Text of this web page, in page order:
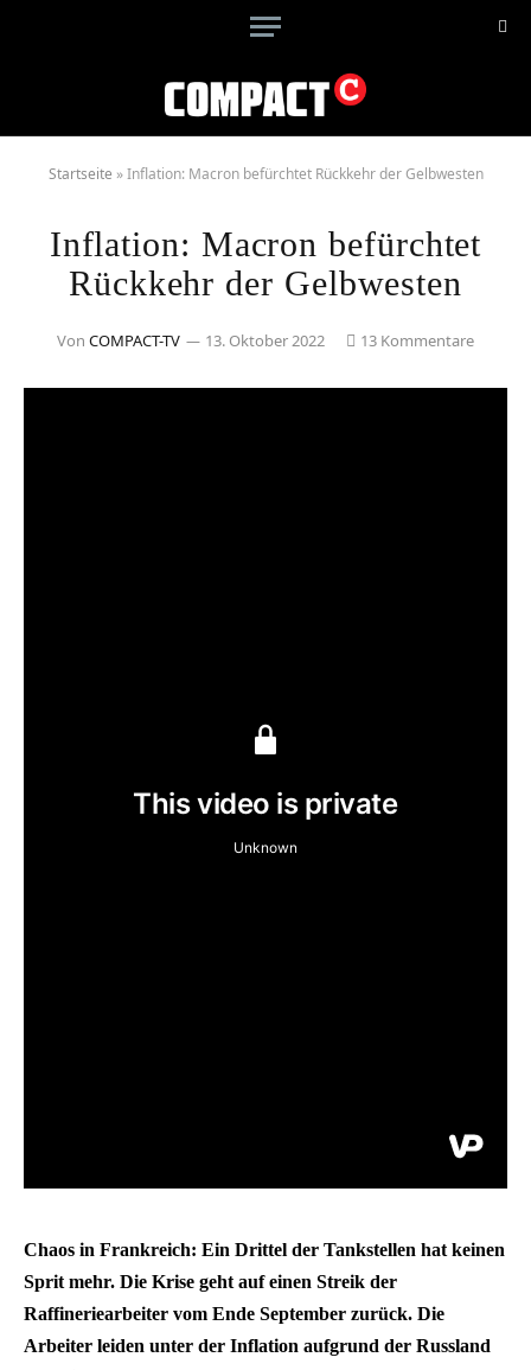
Startseite »Inflation: Macron befürchtet Rückkehr der Gelbwesten
Inflation: Macron befürchtet
Rückkehr der Gelbwesten
Von COMPACT-TV 13. Oktober 2022 13 Kommentare
Chaos in Frankreich: Ein Drittel der Tankstellen hat keinen
Sprit mehr. Die Krise geht auf einen Streik der
Raffineriearbeiter vom Ende September zurück. Die
Arbeiter leiden unter der Inflation aufgrund der Russland